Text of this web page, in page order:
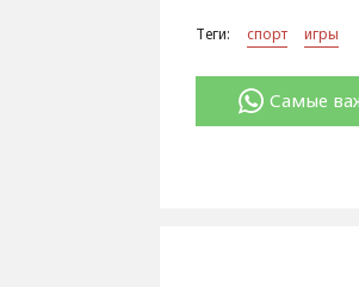
Теги: спорт игры
Самые